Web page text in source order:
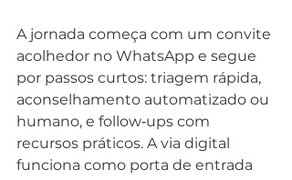
A jornada começa com um convite
acolhedor no WhatsApp e segue
por passos curtos: triagem rápida,
aconselhamento automatizado ou
humano, e follow‑ups com
recursos práticos. A via digital
funciona como porta de entrada